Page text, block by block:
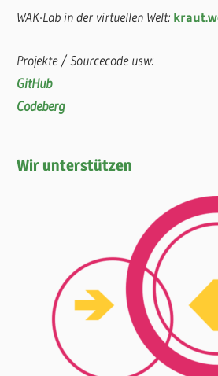
WAK-Lab in der virtuellen Welt:
Projekte / Sourcecode usw:
GitHub
Codeberg
Wir unterstützen